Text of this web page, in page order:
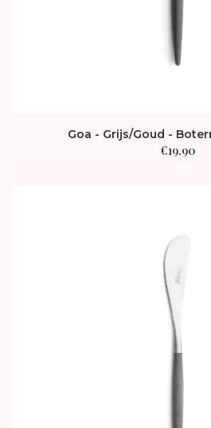
Goa - Grijs/Goud -
€19,90